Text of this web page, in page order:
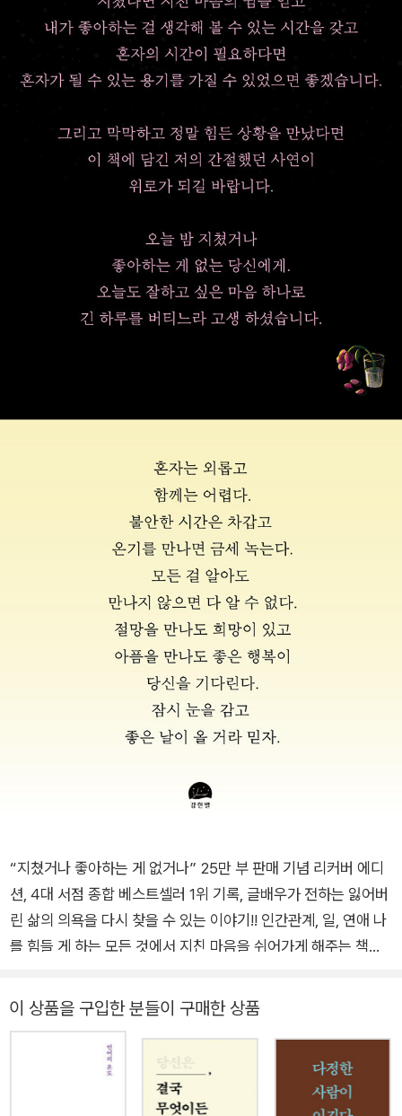
“지쳤거나 좋아하는 게 없거나” 25만 부 판매 기념 리커버 에디
션, 4대 서점 종합 베스트셀러 1위 기록, 글배우가 전하는 잃어버
린 삶의 의욕을 다시 찾을 수 있는 이야기!! 인간관계, 일, 연애 나
를 힘들 게 하는 모든 것에서 지친 마음을 쉬어가게 해주는 책
큰 휴식일 수 있습니다.“ - 본문 중에서 잘해야 된다는 마음이 큰
을 때 스스로가 많이 밉기 때문에 지나치게 잘하기 위해 애쓰게
된다. 지나치게 배려하거나 지나치게 참거나 지나치게 좋아하는
것을 안하거나 아니면 지나치게 희생하거나 그러다 보면 지친 하
이 상품을 구입한 분들이 구매한 상품